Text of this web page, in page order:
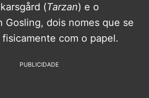
(Tarzan) e o
Gosling, dois nomes que se
com o papel.
PUBLICIDADE